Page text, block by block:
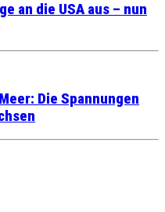
an die USA aus – nun
Die Spannungen